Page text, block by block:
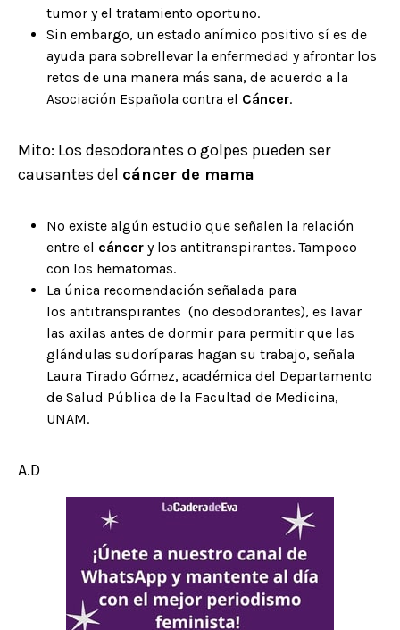
tumor y el tratamiento oportuno.
Sin embargo, un estado anímico positivo sí es de
ayuda para sobrellevar la enfermedad y afrontar los
retos de una manera más sana, de acuerdo a la
Asociación Española contra el Cáncer.
Mito: Los desodorantes o golpes pueden ser
causantes del cáncer de mama
No existe algún estudio que señalen la relación
entre el cáncer y los antitranspirantes. Tampoco
con los hematomas.
La única recomendación señalada para
los antitranspirantes (no desodorantes), es lavar
las axilas antes de dormir para permitir que las
glándulas sudoríparas hagan su trabajo, señala
Laura Tirado Gómez, académica del Departamento
de Salud Pública de la Facultad de Medicina,
UNAM.
A.D